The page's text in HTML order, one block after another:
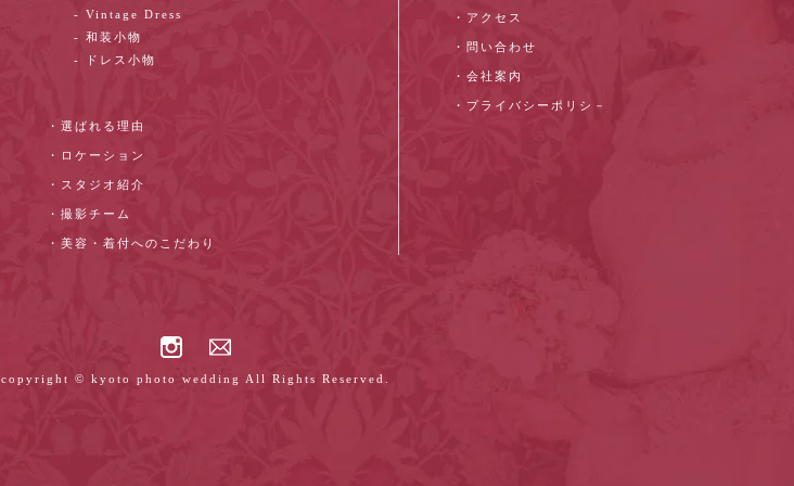
- Vintage Dress
- 和装小物
- ドレス小物
・選ばれる理由
・ロケーション
・スタジオ紹介
・撮影チーム
・美容・着付へのこだわり
・アクセス
・問い合わせ
・会社案内
・プライバシーポリシ－
copyright © kyoto photo wedding All Rights Reserved.